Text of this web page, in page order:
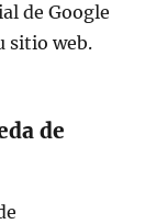
de Google
sitio web.
de